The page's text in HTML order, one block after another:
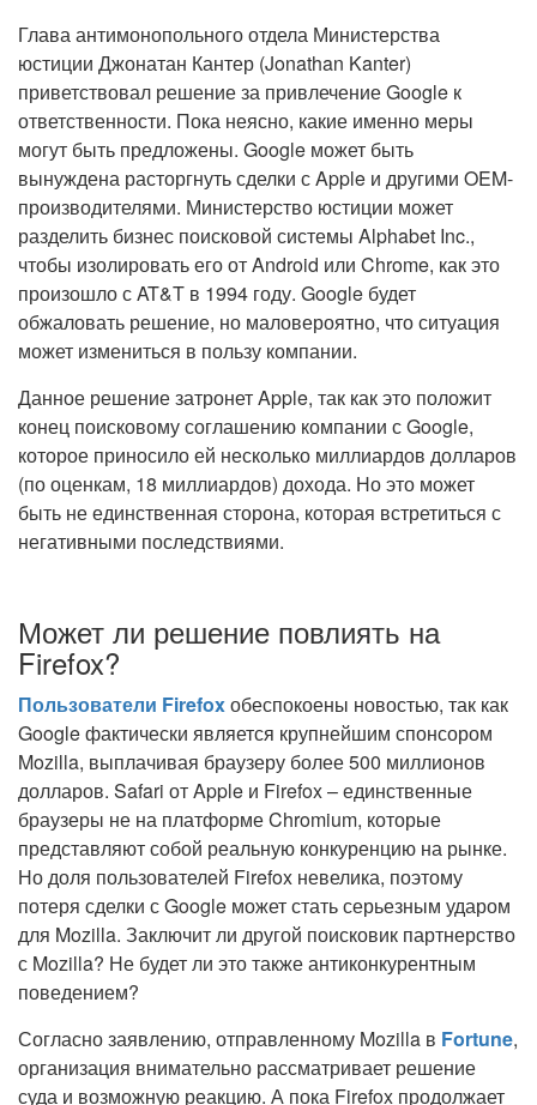
Глава антимонопольного отдела Министерства
юстиции Джонатан Кантер (Jonathan Kanter)
приветствовал решение за привлечение Google к
ответственности. Пока неясно, какие именно меры
могут быть предложены. Google может быть
вынуждена расторгнуть сделки с Apple и другими OEM-
производителями. Министерство юстиции может
разделить бизнес поисковой системы Alphabet Inc.,
чтобы изолировать его от Android или Chrome, как это
произошло с AT&T в 1994 году. Google будет
обжаловать решение, но маловероятно, что ситуация
может измениться в пользу компании.
Данное решение затронет Apple, так как это положит
конец поисковому соглашению компании с Google,
которое приносило ей несколько миллиардов долларов
(по оценкам, 18 миллиардов) дохода. Но это может
быть не единственная сторона, которая встретиться с
негативными последствиями.
Может ли решение повлиять на
Firefox?
Пользователи Firefoxобеспокоены новостью, так как
Google фактически является крупнейшим спонсором
Mozilla, выплачивая браузеру более 500 миллионов
долларов. Safari от Apple и Firefox – единственные
браузеры не на платформе Chromium, которые
представляют собой реальную конкуренцию на рынке.
Но доля пользователей Firefox невелика, поэтому
потеря сделки с Google может стать серьезным ударом
для Mozilla. Заключит ли другой поисковик партнерство
с Mozilla? Не будет ли это также антиконкурентным
поведением?
Согласно заявлению, отправленному Mozilla в Fortune,
организация внимательно рассматривает решение
суда и возможную реакцию. А пока Firefox продолжает